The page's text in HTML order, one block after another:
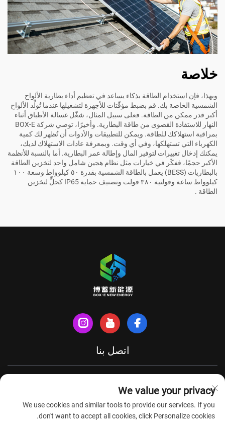
خلاصة
وبهذا، فإن استخدام الطاقة بذكاء يساعد في تعظيم أداء بطارية الألواح
الشمسية الخاصة بك. قم بضبط مؤقّتات للأجهزة لتشغيلها عندما تُولِّد الألواح
أكبر قدر ممكن من الطاقة. فعلى سبيل المثال، شغّل غسالة الأطباق أثناء
النهار للاستفادة القصوى من طاقة البطارية. وأخيرًا، توصي شركة BOX-E
بمراقبة استهلاكك للطاقة. ويمكن للتطبيقات والأدوات أن تُظهر لك كمية
الكهرباء التي تستهلكها، وفي أي وقت. وبمعرفة عادات الاستهلاك لديك،
يمكنك إدخال تغييرات لتوفير المال وإطالة عمر البطارية. أما بالنسبة للأنظمة
الأكبر حجمًا، ففكّر في خيارات مثل نظام هجين شامل واحد لتخزين الطاقة
بالبطاريات (BESS) يعمل بالطاقة الشمسية بقدرة ٥٠ كيلوواط وسعة ١٠٠
كيلوواط ساعة وفولتية ٣٨٠ فولت وتصنيف حماية IP65 كحلٍّ لتخزين
الطاقة .
اتصل بنا
We value your privacy
We use cookies and similar tools to provide our services. If you
don't want to accept all cookies, click Personalize cookies.